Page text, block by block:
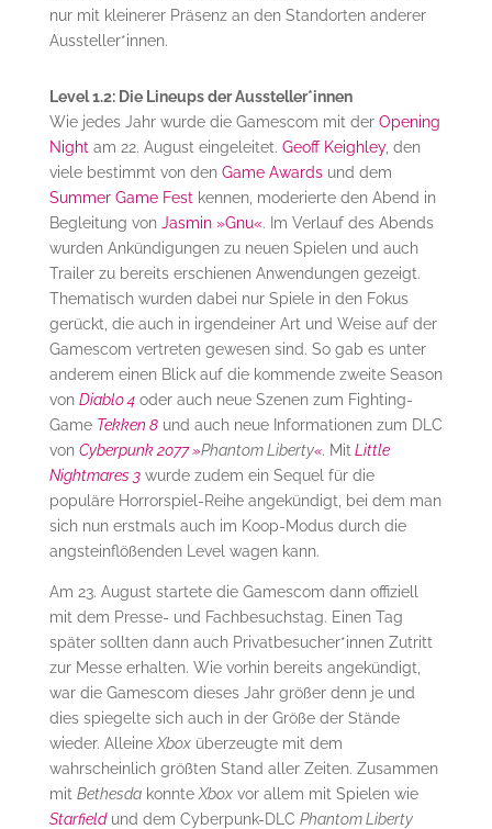
nur mit kleinerer Präsenz an den Standorten anderer
Aussteller*innen.
Level 1.2: Die Lineups der Aussteller*innen
Wie jedes Jahr wurde die Gamescom mit der Opening
Night am 22. August eingeleitet. Geoff Keighley, den
viele bestimmt von den Game Awardsund dem
Summer Game Fest kennen, moderierte den Abend in
Begleitung von Jasmin »Gnu«. Im Verlauf des Abends
wurden Ankündigungen zu neuen Spielen und auch
Trailer zu bereits erschienen Anwendungen gezeigt.
Thematisch wurden dabei nur Spiele in den Fokus
gerückt, die auch in irgendeiner Art und Weise auf der
Gamescom vertreten gewesen sind. So gab es unter
anderem einen Blick auf die kommende zweite Season
von Diablo 4oder auch neue Szenen zum Fighting-
Game Tekken 8und auch neue Informationen zum DLC
von Cyberpunk 2077»Phantom Liberty«. Mit Little
Nightmares 3wurde zudem ein Sequel für die
populäre Horrorspiel-Reihe angekündigt, bei dem man
sich nun erstmals auch im Koop-Modus durch die
angsteinflößenden Level wagen kann.
Am 23. August startete die Gamescom dann offiziell
mit dem Presse- und Fachbesuchstag. Einen Tag
später sollten dann auch Privatbesucher*innen Zutritt
zur Messe erhalten. Wie vorhin bereits angekündigt,
war die Gamescom dieses Jahr größer denn je und
dies spiegelte sich auch in der Größe der Stände
wieder. Alleine Xboxüberzeugte mit dem
wahrscheinlich größten Stand aller Zeiten. Zusammen
mit Bethesdakonnte Xboxvor allem mit Spielen wie
Starfieldund dem Cyberpunk-DLC Phantom Liberty